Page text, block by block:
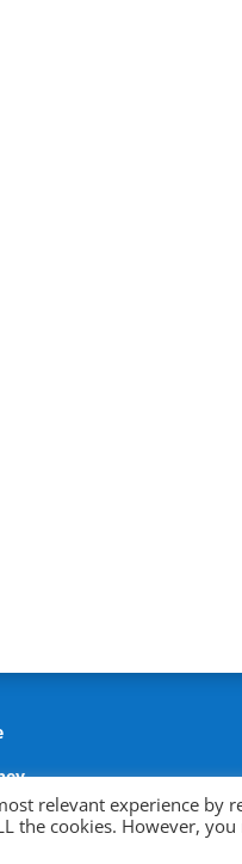
relevant experience by
the cookies. However,